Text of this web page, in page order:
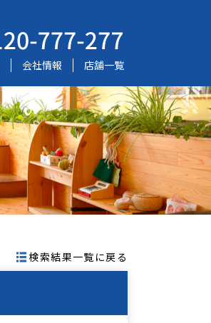
会社情報 店舗一覧
検索結果一覧に戻る